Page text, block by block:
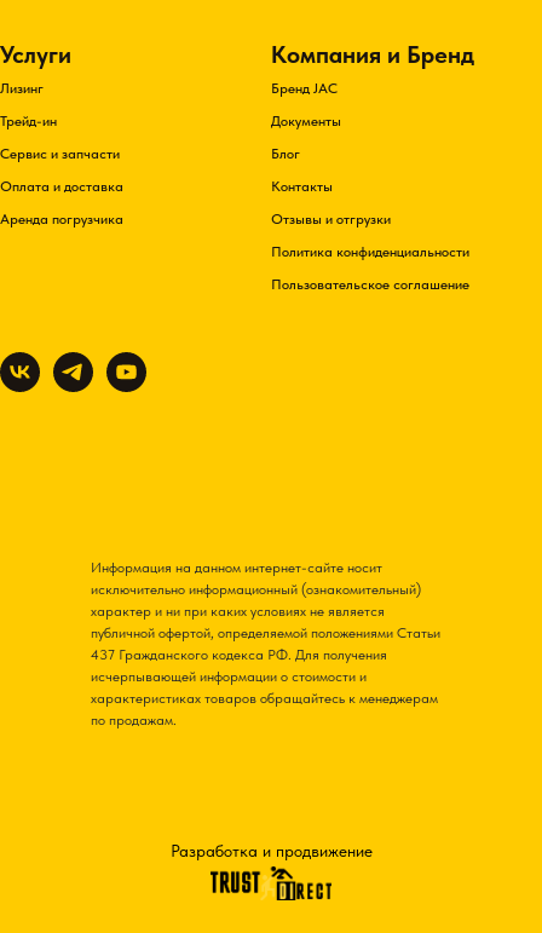
Услуги
Лизинг
Трейд-ин
Сервис и запчасти
Оплата и доставка
Аренда погрузчика
Компания и Бренд
Бренд JAC
Документы
Блог
Контакты
Отзывы и отгрузки
Политика конфиденциальности
Пользовательское соглашение
Разработка и продвижение
Информация на данном интернет-сайте носит
исключительно информационный (ознакомительный)
характер и ни при каких условиях не является
публичной офертой, определяемой положениями Статьи
437 Гражданского кодекса РФ. Для получения
исчерпывающей информации о стоимости и
характеристиках товаров обращайтесь к менеджерам
по продажам.